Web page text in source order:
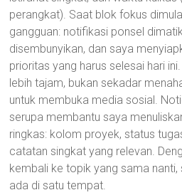
perangkat). Saat blok fokus
gangguan: notifikasi ponsel
disembunyikan, dan saya
prioritas yang harus selesai hari
lebih tajam, bukan sekadar
untuk membuka media sosial.
serupa membantu saya
ringkas: kolom proyek, status
catatan singkat yang relevan.
kembali ke topik yang sama
ada di satu tempat.